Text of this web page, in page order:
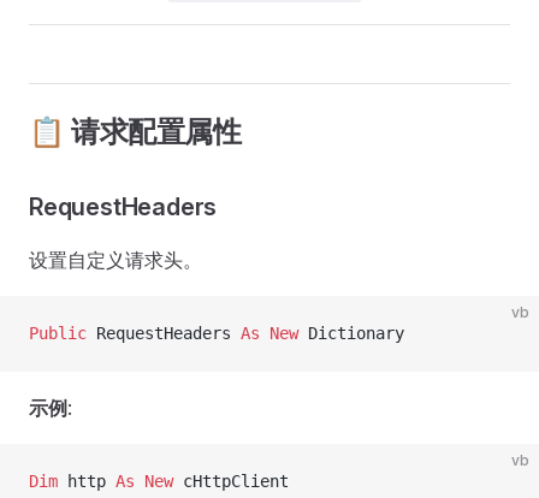
📋 请求配置属性
RequestHeaders
设置自定义请求头。
vb
Public RequestHeaders As New Dictionary
示例 :
vb
Dim http As New cHttpClient